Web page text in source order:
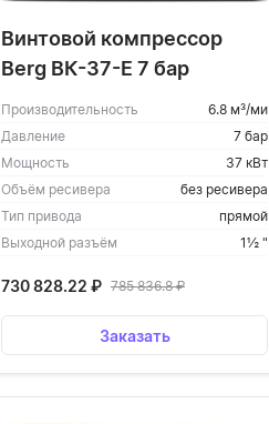
Винтовой компрессор
Berg ВК-37-Е 7 бар
Производительность
6.8 м³/ми
Давление
7 бар
Мощность
37 кВт
Объём ресивера
без ресивера
Тип привода
прямой
Выходной разъём
1½ "
730 828.22 ₽ 785 836.8₽
Заказать